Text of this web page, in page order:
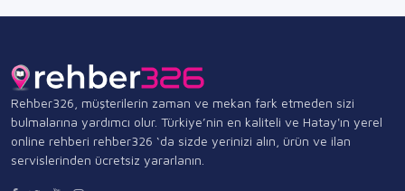
Rehber326, müşterilerin zaman ve mekan fark etmeden sizi
bulmalarına yardımcı olur. Türkiye’nin en kaliteli ve Hatay'ın yerel
online rehberi rehber326 ‘da sizde yerinizi alın, ürün ve ilan
servislerinden ücretsiz yararlanın.